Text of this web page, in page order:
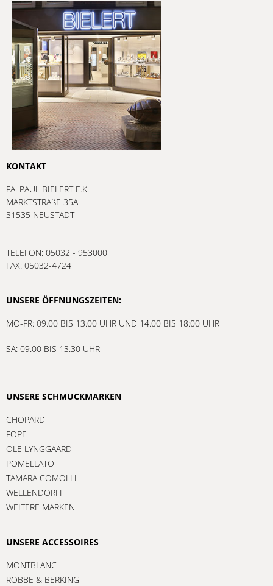
KONTAKT
FA. PAUL BIELERT E.K.
MARKTSTRAßE 35A
31535 NEUSTADT
TELEFON: 05032 - 953000
FAX: 05032-4724
UNSERE ÖFFNUNGSZEITEN:
MO-FR: 09.00 BIS 13.00 UHR UND 14.00 BIS 18:00 UHR
SA: 09.00 BIS 13.30 UHR
UNSERE SCHMUCKMARKEN
CHOPARD
FOPE
OLE LYNGGAARD
POMELLATO
TAMARA COMOLLI
WELLENDORFF
WEITERE MARKEN
UNSERE ACCESSOIRES
MONTBLANC
ROBBE & BERKING